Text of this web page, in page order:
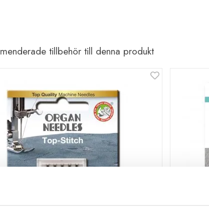
tillbehör till denna produkt